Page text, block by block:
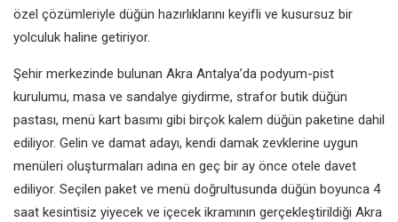
özel çözümleriyle düğün hazırlıklarını keyifli ve kusursuz bir
yolculuk haline getiriyor.
Şehir merkezinde bulunan Akra Antalya’da podyum-pist
kurulumu, masa ve sandalye giydirme, strafor butik düğün
pastası, menü kart basımı gibi birçok kalem düğün paketine dahil
ediliyor. Gelin ve damat adayı, kendi damak zevklerine uygun
menüleri oluşturmaları adına en geç bir ay önce otele davet
ediliyor. Seçilen paket ve menü doğrultusunda düğün boyunca 4
saat kesintisiz yiyecek ve içecek ikramının gerçekleştirildiği Akra